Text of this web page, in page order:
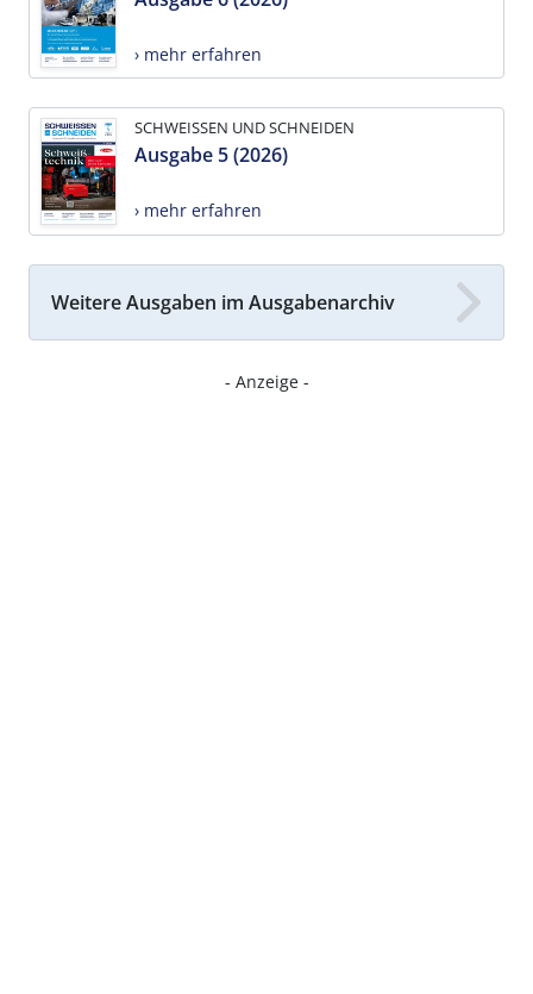
› mehr erfahren
SCHWEISSEN UND SCHNEIDEN
Ausgabe 5 (2026)
› mehr erfahren
Weitere Ausgaben im Ausgabenarchiv
- Anzeige -